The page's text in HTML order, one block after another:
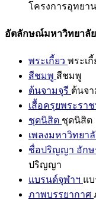
โครงการอุทยา
อัตลักษณ์มหาวิทยาลัย
พระเกี้ยว พระเกี้
สีชมพู สีชมพู
ต้นจามจุรี ต้นจา
เสื้อครุยพระรา
ชุดนิสิต ชุดนิสิต
เพลงมหาวิทยา
ชื่อปริญญา อัก
ปริญญา
แบรนด์จุฬาฯ แ
ภาพบรรยากาศ